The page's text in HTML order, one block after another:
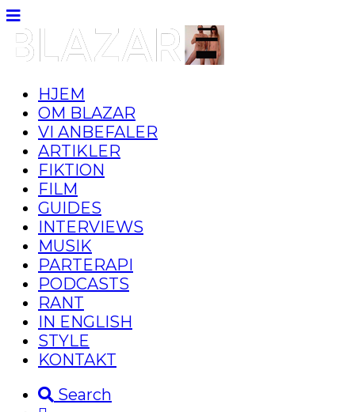
HJEM
OM BLAZAR
VI ANBEFALER
ARTIKLER
FIKTION
FILM
GUIDES
INTERVIEWS
MUSIK
PARTERAPI
PODCASTS
RANT
IN ENGLISH
STYLE
KONTAKT
Search